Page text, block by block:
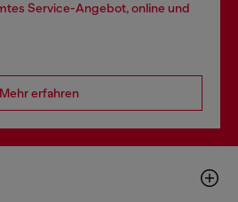
Service-Angebot, online und
Mehr erfahren